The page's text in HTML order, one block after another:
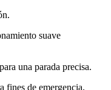
suave
una parada precisa.
fines de emergencia.